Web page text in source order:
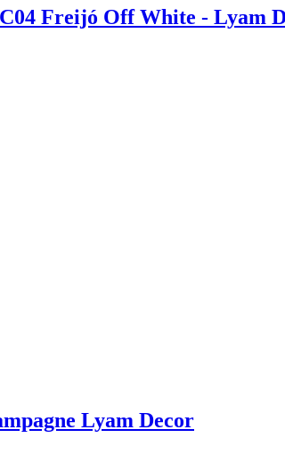
Freijó Off White - Lyam
Lyam Decor